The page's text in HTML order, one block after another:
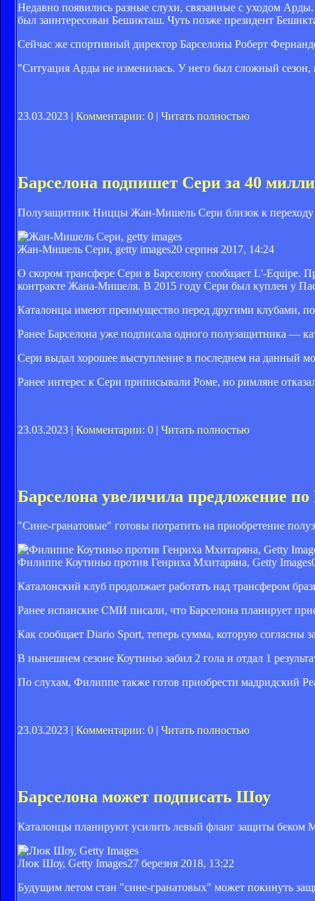
Недавно появились разные слухи, связанные с уходом
был заинтересован Бешикташ. Чуть позже президент
Сейчас же спортивный директор Барселоны Роберт
"Ситуация Арды не изменилась. У него был сложный сезон,
23.03.2023 | Комментарии: 0 | Читать полностью
Барселона подпишет Сери за 40
Полузащитник Ниццы Жан-Мишель Сери близок к переходу
Жан-Мишель Сери, getty images20 серпня 2017, 14:24
О скором трансфере Сери в Барселону сообщает L'-Equipe.
контракте Жана-Мишеля. В 2015 году Сери был куплен у
Каталонцы имеют преимущество перед другими клубами,
Ранее Барселона уже подписала одного полузащитника —
Сери выдал хорошее выступление в последнем на данный
Ранее интерес к Сери приписывали Роме, но римляне
23.03.2023 | Комментарии: 0 | Читать полностью
Барселона увеличила предложение
"Сине-гранатовые" готовы потратить на приобретение
Филиппе Коутиньо против Генриха Мхитаряна, Getty Images
Каталонский клуб продолжает работать над трансфером
Ранее испанские СМИ писали, что Барселона планирует
Как сообщает Diario Sport, теперь сумма, которую согласны
В нынешнем сезоне Коутиньо забил 2 гола и отдал 1
По слухам, Филиппе также готов приобрести мадридский
23.03.2023 | Комментарии: 0 | Читать полностью
Барселона может подписать Шоу
Каталонцы планируют усилить левый фланг защиты
Люк Шоу, Getty Images27 березня 2018, 13:22
Будущим летом стан "сине-гранатовых" может покинуть